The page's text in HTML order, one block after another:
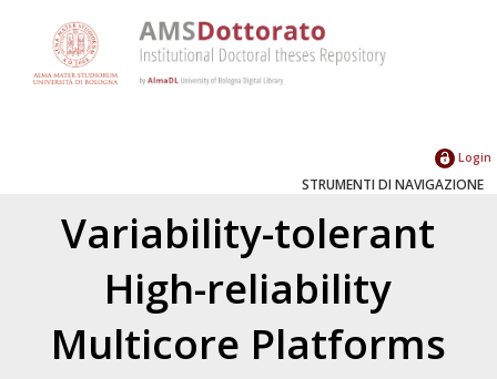
Login
STRUMENTI DI NAVIGAZIONE
Variability-tolerant
High-reliability
Multicore Platforms